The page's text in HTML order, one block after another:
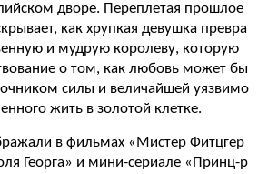
дворе. Переплетая прошлое
как хрупкая девушка превра
и мудрую королеву, которую
о том, как любовь может бы
силы и величайшей уязвимо
жить в золотой клетке.
в фильмах «Мистер Фитцгер
Георга» и мини-сериале «Принц-р